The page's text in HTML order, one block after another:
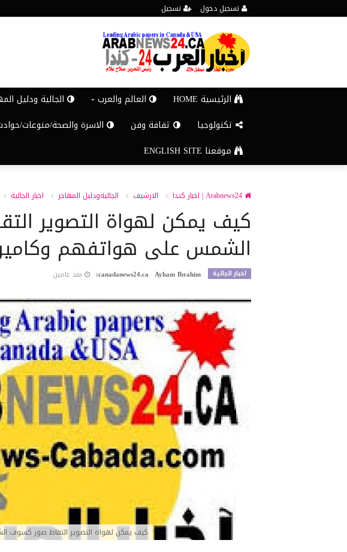
تسجيل دخول تسجيل
الرئيسية HOME العالم والعرب الجالية ودليل
تكنولوجيا
ثقافة وفن الاسرة والصحة/منوعات/
موقعنا ENGLISH SITE
الارشيف الجاليةودليل المهاجر اخبار الجالية
كيف يمكن لهواة التصوير
الشمس على هواتفهم
اخبار الجالية Ayham Ibrahim
canadanews24.ca: منذ عامين
كيف يمكن لهواة التصوير التقاط صور كسوف